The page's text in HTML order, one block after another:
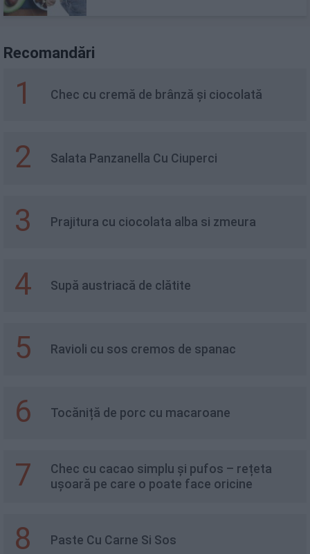
Recomandări
1 Chec cu cremă de brânză și ciocolată
2 Salata Panzanella Cu Ciuperci
3 Prajitura cu ciocolata alba si zmeura
4 Supă austriacă de clătite
5 Ravioli cu sos cremos de spanac
6 Tocăniță de porc cu macaroane
7
Chec cu cacao simplu și pufos – rețeta
ușoară pe care o poate face oricine
8 Paste Cu Carne Si Sos